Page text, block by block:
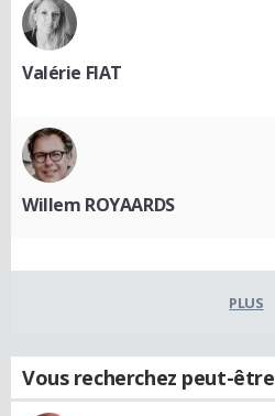
Valérie FIAT
Willem ROYAARDS
PLUS
Vous recherchez peut-être